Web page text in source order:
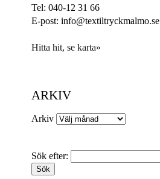
Tel: 040-12 31 66
E-post: info@textiltryckmalmo.se
Hitta hit, se karta»
ARKIV
Arkiv
Sök efter: